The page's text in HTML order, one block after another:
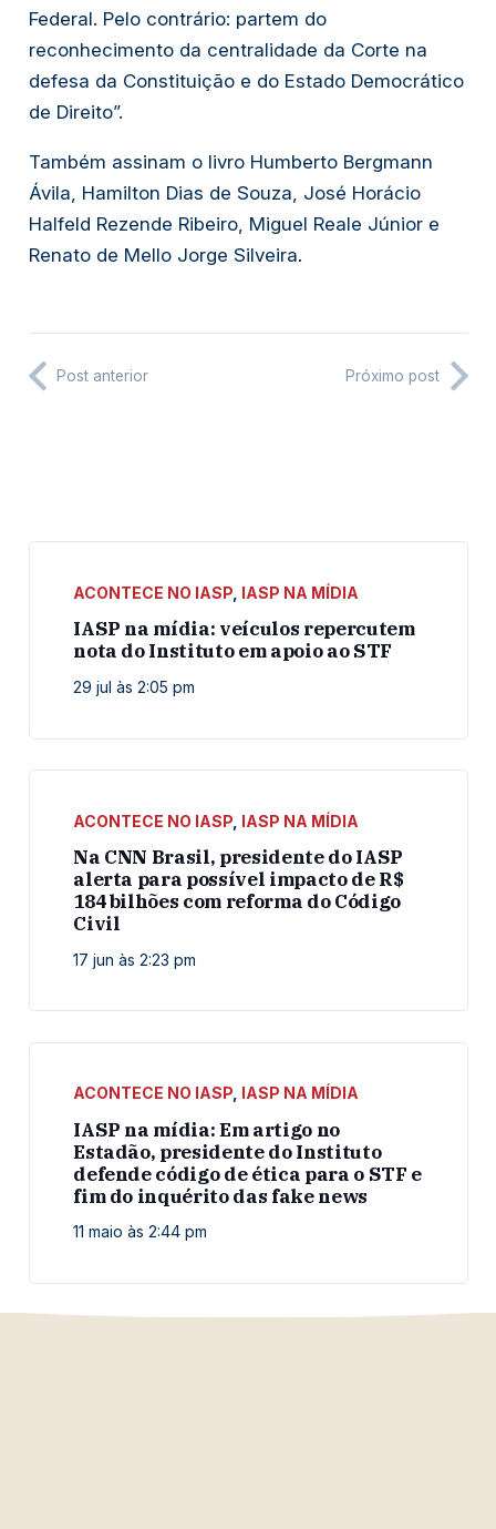
Federal. Pelo contrário: partem do
reconhecimento da centralidade da Corte na
defesa da Constituição e do Estado Democrático
de Direito”.
Também assinam o livro Humberto Bergmann
Ávila, Hamilton Dias de Souza, José Horácio
Halfeld Rezende Ribeiro, Miguel Reale Júnior e
Renato de Mello Jorge Silveira.
Post anterior Próximo post
ACONTECE NO IASP IASP NA MÍDIA
IASP na mídia: veículos repercutem
nota do Instituto em apoio ao STF
29 jul às 2:05 pm
ACONTECE NO IASP IASP NA MÍDIA
Na CNN Brasil, presidente do IASP
alerta para possível impacto de R$
184 bilhões com reforma do Código
Civil
17 jun às 2:23 pm
ACONTECE NO IASP IASP NA MÍDIA
IASP na mídia: Em artigo no
Estadão, presidente do Instituto
defende código de ética para o STF e
fim do inquérito das fake news
11 maio às 2:44 pm